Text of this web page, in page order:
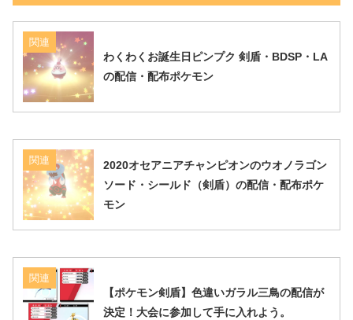
関連
わくわくお誕生日ピンプク 剣盾・BDSP・LA
の配信・配布ポケモン
関連
2020オセアニアチャンピオンのウオノラゴン
ソード・シールド（剣盾）の配信・配布ポケ
モン
関連
【ポケモン剣盾】色違いガラル三鳥の配信が
決定！大会に参加して手に入れよう。